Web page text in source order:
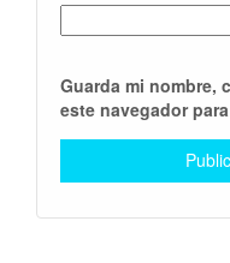
Guarda mi nombre,
este navegador